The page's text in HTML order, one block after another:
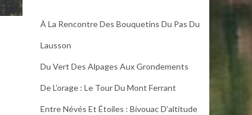
À La Rencontre Des Bouquetins Du Pas Du
Lausson
Du Vert Des Alpages Aux Grondements
De L’orage : Le Tour Du Mont Ferrant
Entre Névés Et Étoiles : Bivouac D’altitude